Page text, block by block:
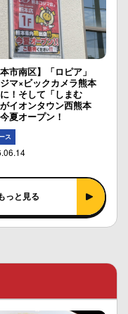
本市南区】「ロピア」
マ×ビックカメラ熊本
！そして「しまむ
イオンタウン西熊本
夏オープン！
ス
っと見る